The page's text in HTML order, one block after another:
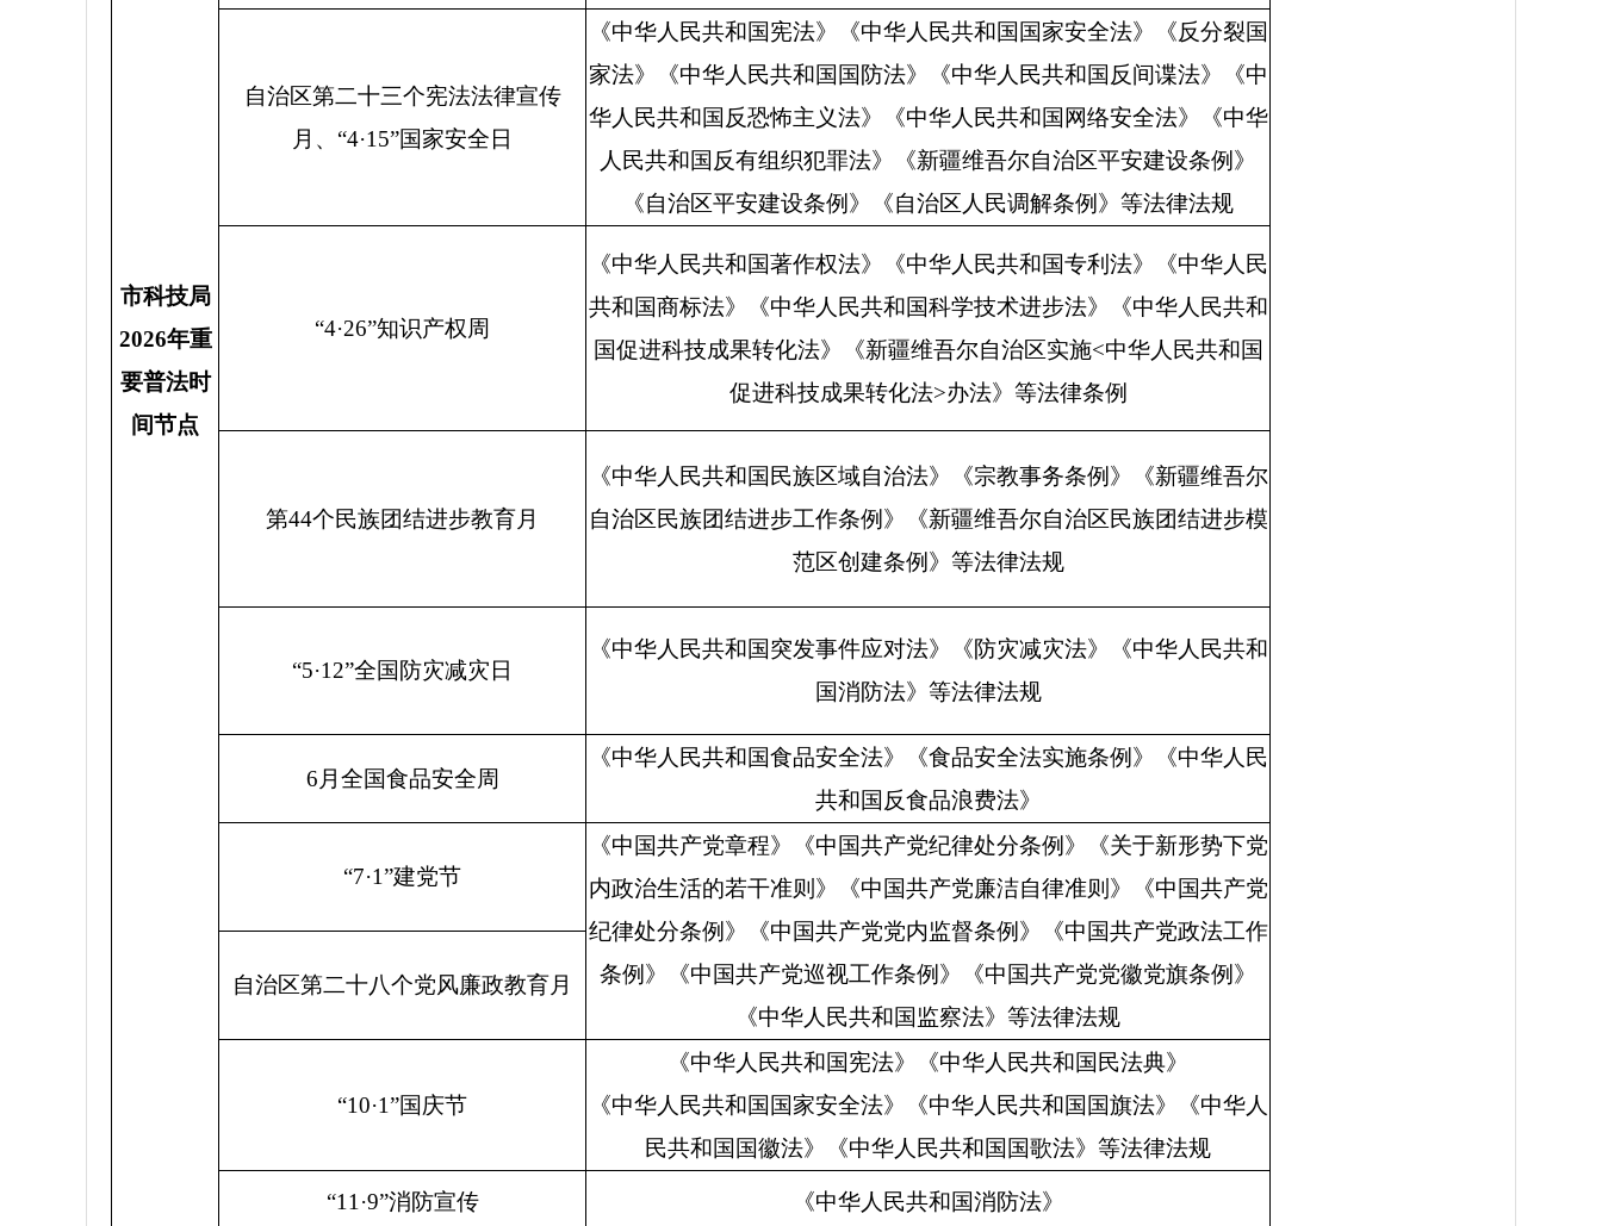
市科技局
2026年重
要普法时
间节点
自治区第二十三个宪法法律宣传
月、“4·15”国家安全日
《中华人民共和国宪法》《中华人民共和国国家安全法》《反分裂国
家法》《中华人民共和国国防法》《中华人民共和国反间谍法》《中
华人民共和国反恐怖主义法》《中华人民共和国网络安全法》《中华
人民共和国反有组织犯罪法》《新疆维吾尔自治区平安建设条例》
《自治区平安建设条例》《自治区人民调解条例》等法律法规
“4·26”知识产权周
《中华人民共和国著作权法》《中华人民共和国专利法》《中华人民
共和国商标法》《中华人民共和国科学技术进步法》《中华人民共和
国促进科技成果转化法》《新疆维吾尔自治区实施<中华人民共和国
促进科技成果转化法>办法》等法律条例
第44个民族团结进步教育月
《中华人民共和国民族区域自治法》《宗教事务条例》《新疆维吾尔
自治区民族团结进步工作条例》《新疆维吾尔自治区民族团结进步模
范区创建条例》等法律法规
“5·12”全国防灾减灾日
《中华人民共和国突发事件应对法》
《防灾减灾法》《中华人民共和
国消防法》等法律法规
6 月全国食品安全周
《中华人民共和国食品安全法》 《食品安全法实施条例》
《中华人民
共和国反食品浪费法》
“7·1”建党节
《中国共产党章程》《中国共产党纪律处分条例》
《关于新形势下党
内政治生活的若干准则》
《中国共产党廉洁自律准则》《中国共产党
纪律处分条例》《中国共产党党内监督条例》《中国共产党政法工作
条例》《中国共产党巡视工作条例》《中国共产党党徽党旗条例》
《中华人民共和国监察法》等法律法规
自治区第二十八个党风廉政教育月
“10·1”国庆节
《中华人民共和国宪法》《中华人民共和国民法典》
《中华人民共和国国家安全法》
《中华人民共和国国旗法》《中华人
民共和国国徽法》《中华人民共和国国歌法》等法律法规
“11·9”消防宣传 《中华人民共和国消防法》